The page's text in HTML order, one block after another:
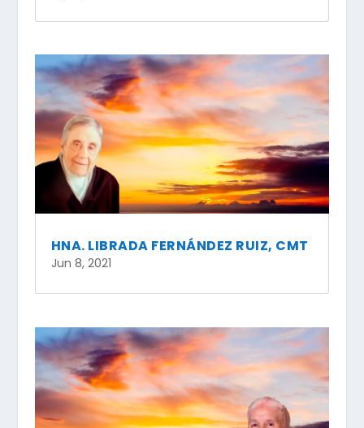
HNA. LIBRADA FERNÁNDEZ RUIZ, CMT
Jun 8, 2021